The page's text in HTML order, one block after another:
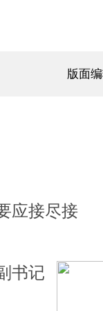
版面
应接尽接
书记